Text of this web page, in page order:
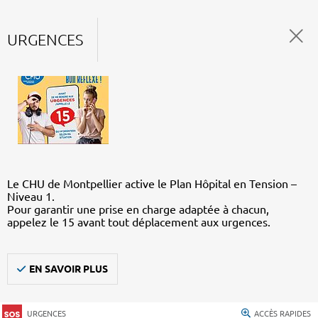
URGENCES
Le CHU de Montpellier active le Plan Hôpital en Tension –
Niveau 1.
Pour garantir une prise en charge adaptée à chacun,
appelez le 15 avant tout déplacement aux urgences.
EN SAVOIR PLUS
URGENCES ACCÈS RAPIDES